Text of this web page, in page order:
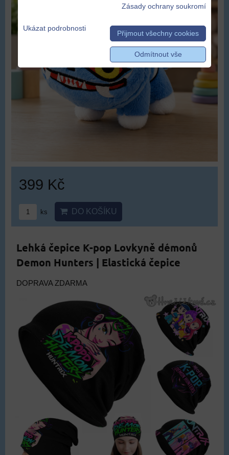
399 Kč
ks DO KOŠÍKU
Lehká čepice K-pop Lovkyně démonů
Demon Hunters | Elastická čepice
DOPRAVA ZDARMA
Zásady ochrany soukromí
Ukázat podrobnosti
Přijmout všechny cookies
Odmítnout vše